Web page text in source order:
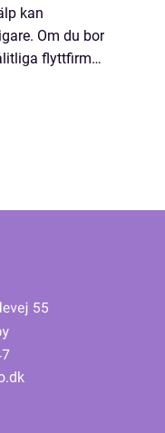
kan
Om du bor
flyttfirmor